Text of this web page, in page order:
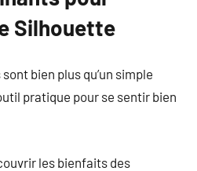
Silhouette
bien plus qu’un simple
pratique pour se sentir bien
les bienfaits des